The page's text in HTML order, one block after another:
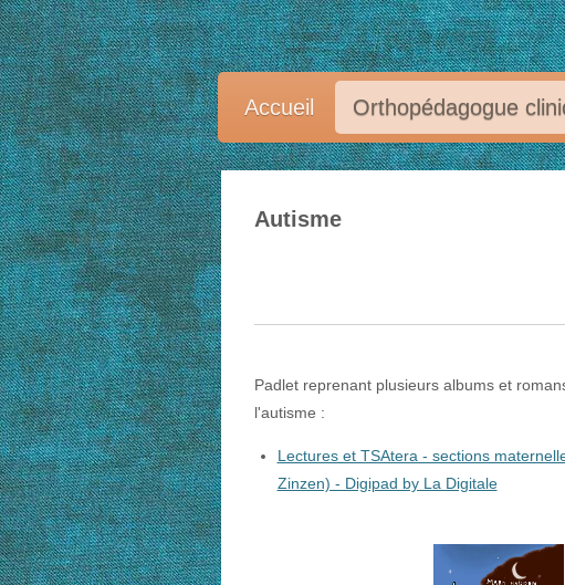
Passer
au
contenu
principal
Accueil Orthopédagogue
Autisme
Padlet reprenant plusieurs albums et
l'autisme :
Lectures et TSAtera - sections
Zinzen) - Digipad by La Digitale